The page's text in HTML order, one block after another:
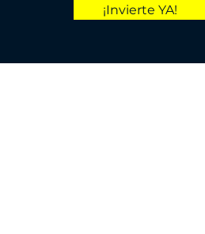
¡Invierte YA!